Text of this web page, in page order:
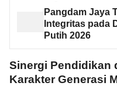
Pangdam Jaya
Integritas pada
Putih 2026
Sinergi Pendidikan
Karakter Generasi